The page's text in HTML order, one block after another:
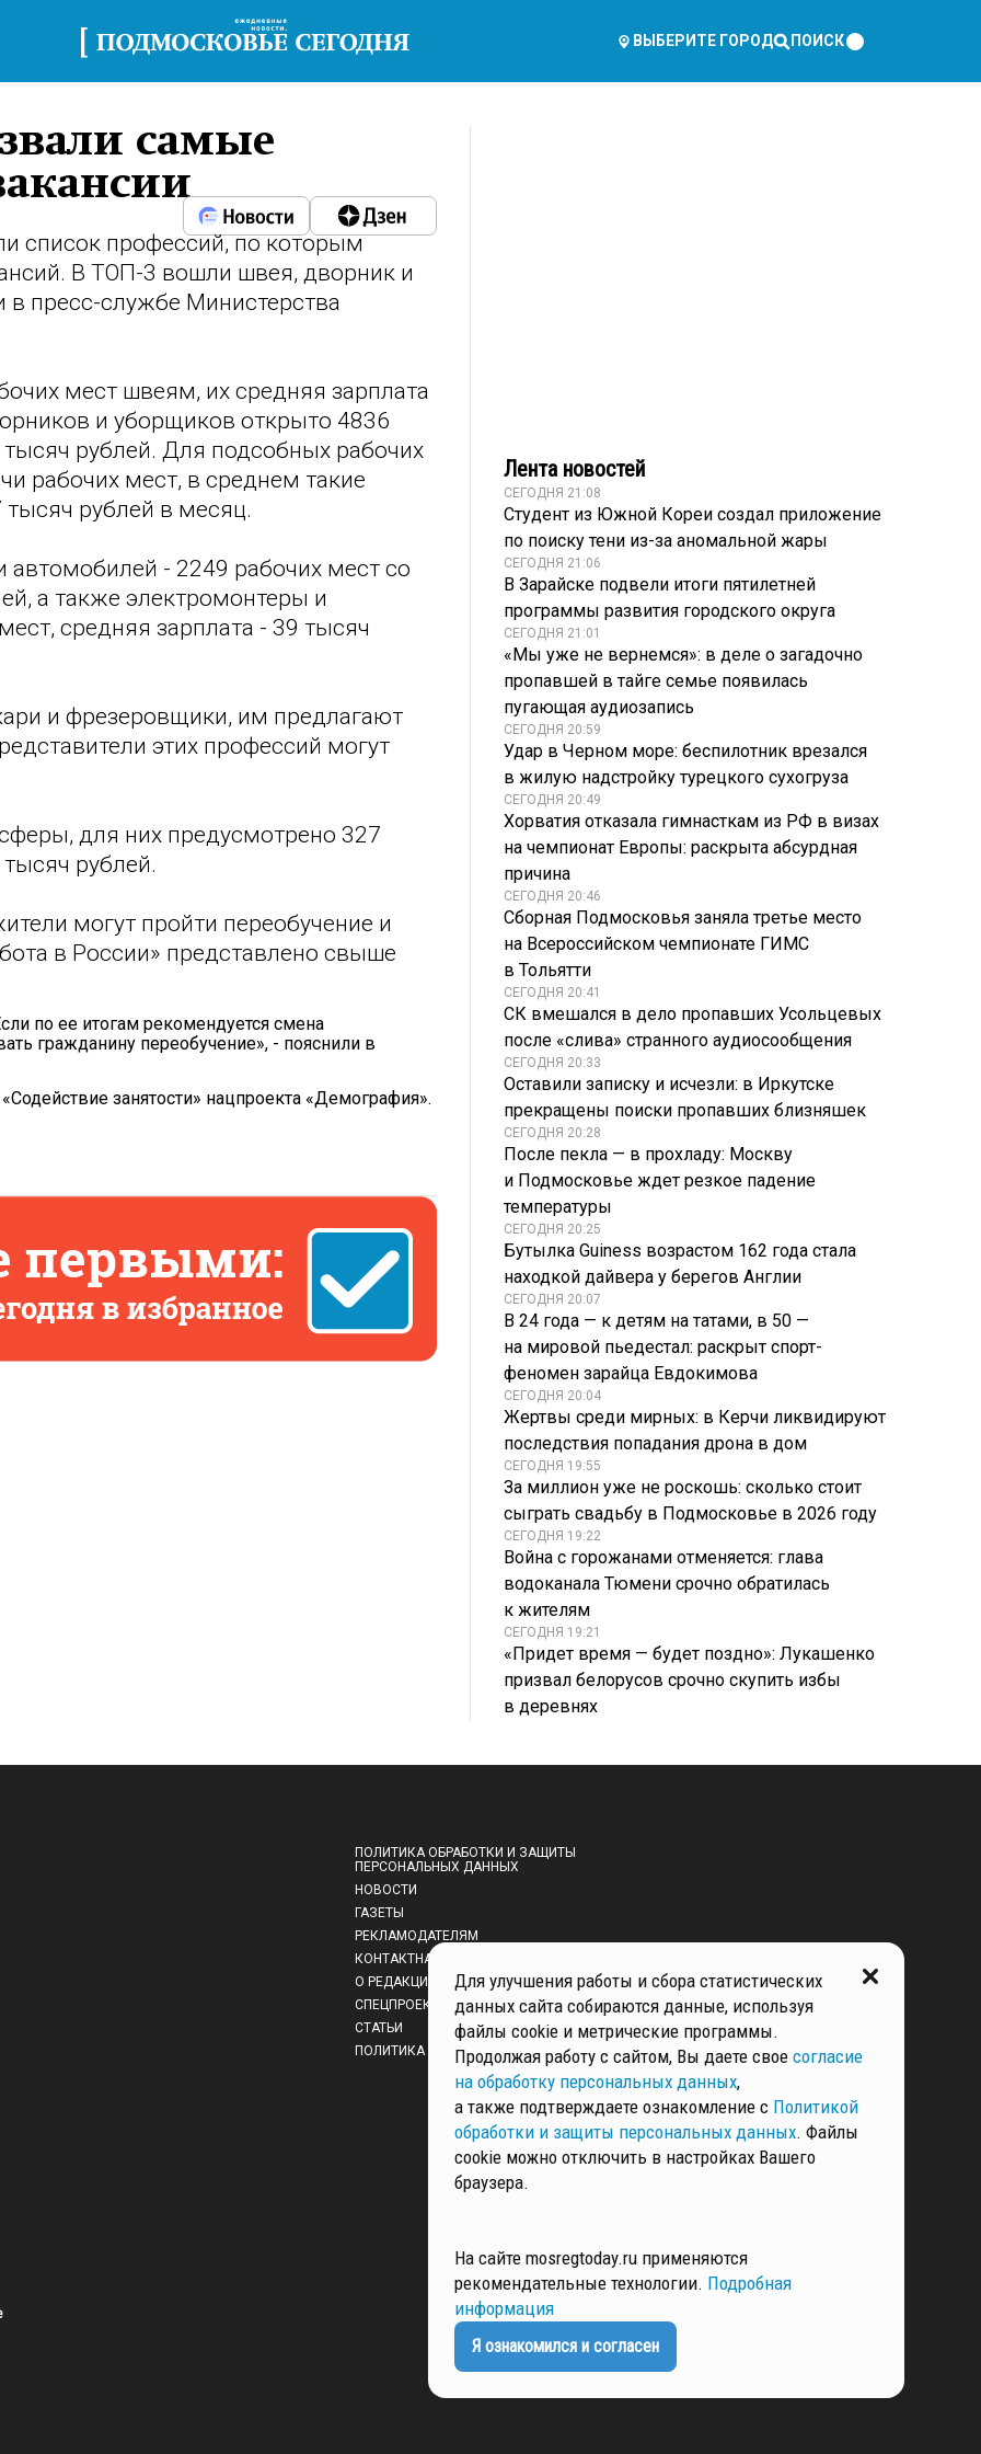
ВЫБЕРИТЕ ГОРОД ПОИСК
самые
список профессий, по которым
В ТОП-3 вошли швея, дворник и
пресс-службе Министерства
мест швеям, их средняя зарплата
и уборщиков открыто 4836
рублей. Для подсобных рабочих
рабочих мест, в среднем такие
рублей в месяц.
- 2249 рабочих мест со
а также электромонтеры и
средняя зарплата - 39 тысяч
и фрезеровщики, им предлагают
этих профессий могут
для них предусмотрено 327
рублей.
могут пройти переобучение и
в России» представлено свыше
по ее итогам рекомендуется смена
гражданину переобучение», - пояснили в
занятости» нацпроекта «Демография».
Лента новостей
СЕГОДНЯ 21:08
Студент из Южной Кореи создал приложение
по поиску тени из-за аномальной жары
СЕГОДНЯ 21:06
В Зарайске подвели итоги пятилетней
программы развития городского округа
СЕГОДНЯ 21:01
«Мы уже не вернемся»: в деле о загадочно
пропавшей в тайге семье появилась
пугающая аудиозапись
СЕГОДНЯ 20:59
Удар в Черном море: беспилотник врезался
в жилую надстройку турецкого сухогруза
СЕГОДНЯ 20:49
Хорватия отказала гимнасткам из РФ в визах
на чемпионат Европы: раскрыта абсурдная
причина
СЕГОДНЯ 20:46
Сборная Подмосковья заняла третье место
на Всероссийском чемпионате ГИМС
в Тольятти
СЕГОДНЯ 20:41
СК вмешался в дело пропавших Усольцевых
после «слива» странного аудиосообщения
СЕГОДНЯ 20:33
Оставили записку и исчезли: в Иркутске
прекращены поиски пропавших близняшек
СЕГОДНЯ 20:28
После пекла — в прохладу: Москву
и Подмосковье ждет резкое падение
температуры
СЕГОДНЯ 20:25
Бутылка Guiness возрастом 162 года стала
находкой дайвера у берегов Англии
СЕГОДНЯ 20:07
В 24 года — к детям на татами, в 50 —
на мировой пьедестал: раскрыт спорт-
феномен зарайца Евдокимова
СЕГОДНЯ 20:04
Жертвы среди мирных: в Керчи ликвидируют
последствия попадания дрона в дом
СЕГОДНЯ 19:55
За миллион уже не роскошь: сколько стоит
сыграть свадьбу в Подмосковье в 2026 году
СЕГОДНЯ 19:22
Война с горожанами отменяется: глава
водоканала Тюмени срочно обратилась
к жителям
СЕГОДНЯ 19:21
«Придет время — будет поздно»: Лукашенко
призвал белорусов срочно скупить избы
в деревнях
ПОЛИТИКА ОБРАБОТКИ И ЗАЩИТЫ
ПЕРСОНАЛЬНЫХ ДАННЫХ
НОВОСТИ
ГАЗЕТЫ
РЕКЛАМОДАТЕЛЯМ
КОНТАКТНАЯ ИНФОРМАЦИЯ
О РЕДАКЦИИ
СПЕЦПРОЕКТЫ
СТАТЬИ
ПОЛИТИКА КОНФИДЕНЦИАЛЬНОСТИ
Для улучшения работы и сбора статистических
данных сайта собираются данные, используя
файлы cookie и метрические программы.
Продолжая работу с сайтом, Вы даете свое согласие
на обработку персональных данных,
а также подтверждаете ознакомление с Политикой
обработки и защиты персональных данных. Файлы
cookie можно отключить в настройках Вашего
браузера.
На сайте mosregtoday.ru применяются
рекомендательные технологии. Подробная
информация
Я ознакомился и согласен